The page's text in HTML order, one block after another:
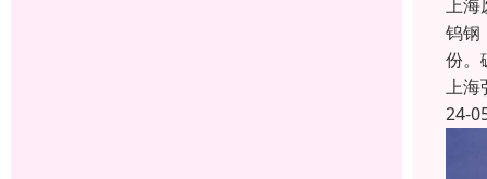
上海
钨钢
份。
上海
24-